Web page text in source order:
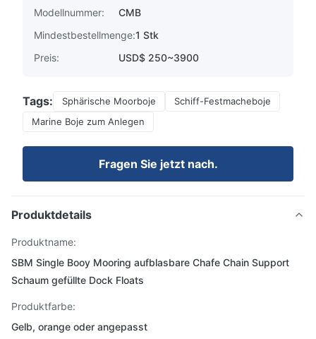
Modellnummer:
CMB
Mindestbestellmenge:1 Stk
Preis:
USD$ 250~3900
Tags: Sphärische Moorboje
Schiff-Festmacheboje
Marine Boje zum Anlegen
Fragen Sie jetzt nach.
Produktdetails
Produktname:
SBM Single Booy Mooring aufblasbare Chafe Chain Support
Schaum gefüllte Dock Floats
Produktfarbe:
Gelb, orange oder angepasst